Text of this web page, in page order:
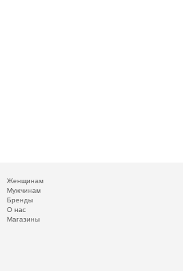
Женщинам
Мужчинам
Бренды
О нас
Магазины